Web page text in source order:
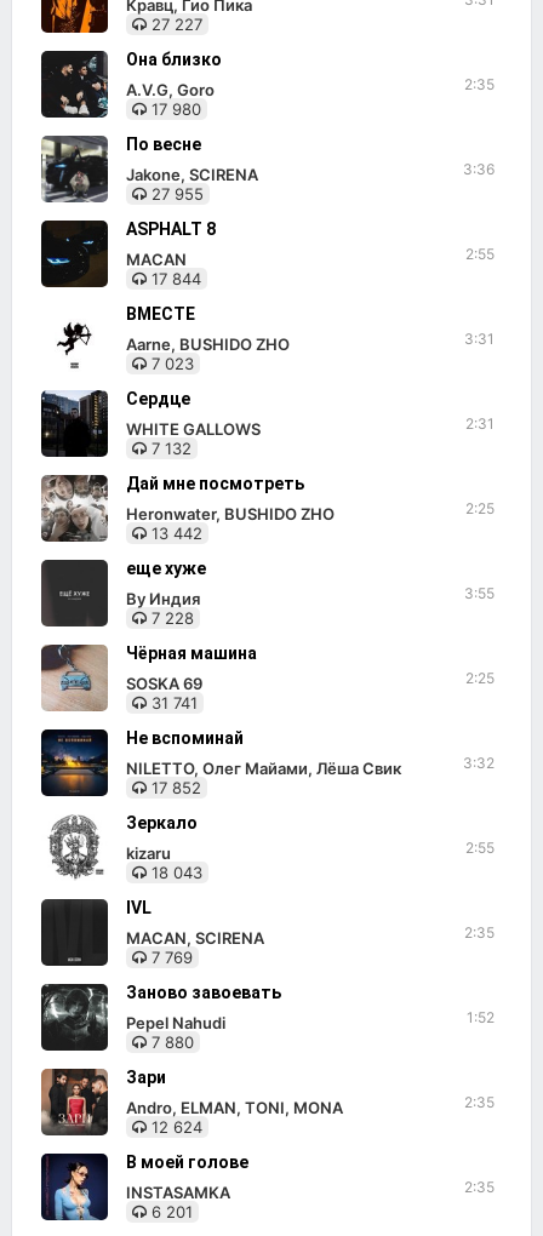
Кравц, Гио Пика
27 227
Она близко
A.V.G, Goro
17 980
2:35
По весне
Jakone, SCIRENA
27 955
3:36
ASPHALT 8
MACAN
17 844
2:55
ВМЕСТЕ
Aarne, BUSHIDO ZHO
7 023
3:31
Сердце
WHITE GALLOWS
7 132
2:31
Дай мне посмотреть
Heronwater, BUSHIDO ZHO
13 442
2:25
еще хуже
By Индия
7 228
3:55
Чёрная машина
SOSKA 69
31 741
2:25
Не вспоминай
NILETTO, Олег Майами, Лёша Свик
17 852
3:32
Зеркало
kizaru
18 043
2:55
IVL
MACAN, SCIRENA
7 769
2:35
Заново завоевать
Pepel Nahudi
7 880
1:52
Зари
Andro, ELMAN, TONI, MONA
12 624
2:35
В моей голове
INSTASAMKA
6 201
2:35